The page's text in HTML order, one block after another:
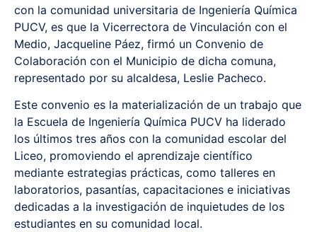
con la comunidad universitaria de Ingeniería Química
PUCV, es que la Vicerrectora de Vinculación con el
Medio, Jacqueline Páez, firmó un Convenio de
Colaboración con el Municipio de dicha comuna,
representado por su alcaldesa, Leslie Pacheco.
Este convenio es la materialización de un trabajo que
la Escuela de Ingeniería Química PUCV ha liderado
los últimos tres años con la comunidad escolar del
Liceo, promoviendo el aprendizaje científico
mediante estrategias prácticas, como talleres en
laboratorios, pasantías, capacitaciones e iniciativas
dedicadas a la investigación de inquietudes de los
estudiantes en su comunidad local.